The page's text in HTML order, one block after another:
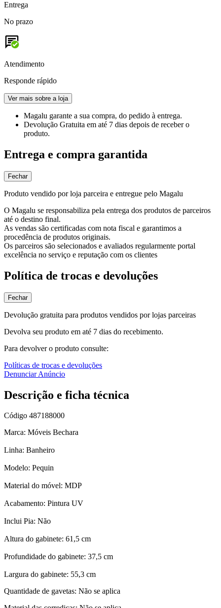
Entrega
No prazo
Atendimento
Responde rápido
Ver mais sobre a loja
Magalu garante a sua compra, do pedido à entrega.
Devolução Gratuita em até 7 dias depois de receber o
produto.
Entrega e compra garantida
Fechar
Produto vendido por loja parceira e entregue pelo Magalu
O Magalu se responsabiliza pela entrega dos produtos de parceiros
até o destino final.
As vendas são certificadas com nota fiscal e garantimos a
procedência de produtos originais.
Os parceiros são selecionados e avaliados regularmente portal
excelência no serviço e reputação com os clientes
Política de trocas e devoluções
Fechar
Devolução gratuita para produtos vendidos por lojas parceiras
Devolva seu produto em até 7 dias do recebimento.
Para devolver o produto consulte:
Políticas de trocas e devoluções
Denunciar Anúncio
Descrição e ficha técnica
Código 487188000
Marca: Móveis Bechara
Linha: Banheiro
Modelo: Pequin
Material do móvel: MDP
Acabamento: Pintura UV
Inclui Pia: Não
Altura do gabinete: 61,5 cm
Profundidade do gabinete: 37,5 cm
Largura do gabinete: 55,3 cm
Quantidade de gavetas: Não se aplica